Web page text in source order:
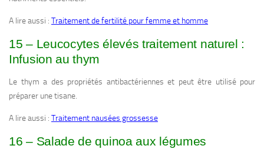
A lire aussi : Traitement de fertilité pour femme et homme
15 – Leucocytes élevés traitement naturel :
Infusion au thym
Le thym a des propriétés antibactériennes et peut être utilisé pour
préparer une tisane.
A lire aussi : Traitement nausées grossesse
16 – Salade de quinoa aux légumes